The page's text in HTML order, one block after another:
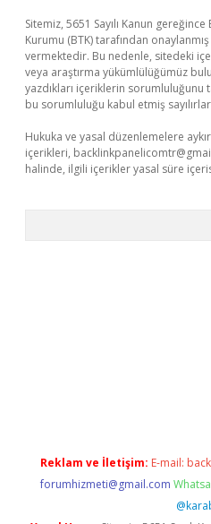
Sitemiz, 5651 Sayılı Kanun
Kurumu (BTK) tarafından
vermektedir. Bu nedenle, sitedeki
veya araştırma yükümlülüğümüz
yazdıkları içeriklerin sorumluluğunu
bu sorumluluğu kabul etmiş
Hukuka ve yasal düzenlemelere
içerikleri,
halinde, ilgili içerikler yasal süre
Reklam ve İletişim: E-mail:
forumhizmeti@gmail.com